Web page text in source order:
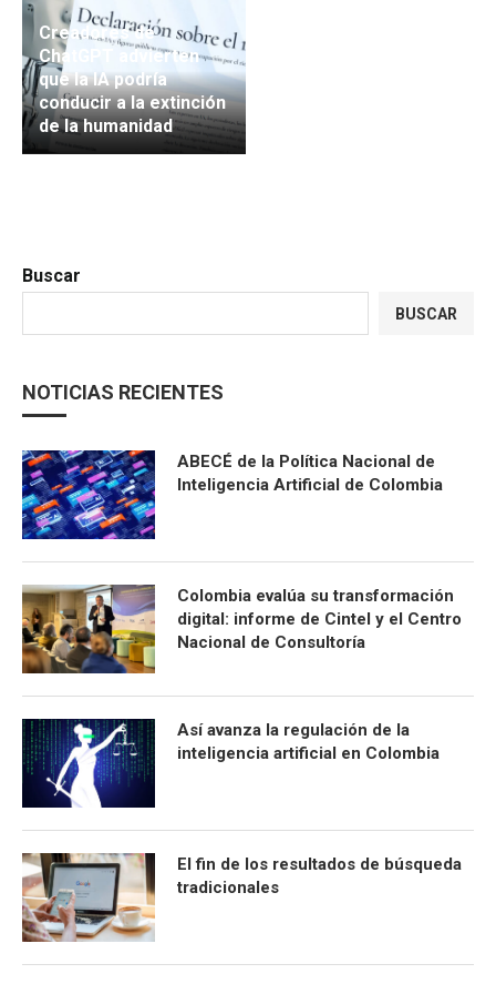
Creadores de
ChatGPT advierten
que la IA podría
conducir a la extinción
de la humanidad
Buscar
BUSCAR
NOTICIAS RECIENTES
ABECÉ de la Política Nacional de
Inteligencia Artificial de Colombia
Colombia evalúa su transformación
digital: informe de Cintel y el Centro
Nacional de Consultoría
Así avanza la regulación de la
inteligencia artificial en Colombia
El fin de los resultados de búsqueda
tradicionales